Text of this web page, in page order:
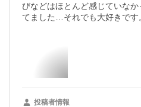
びなどはほとんど感じていな
てました…それでも大好きです
投稿者情報